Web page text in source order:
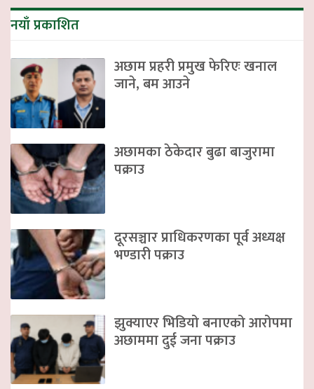
नयाँ प्रकाशित
अछाम प्रहरी प्रमुख फेरिएः खनाल
जाने, बम आउने
अछामका ठेकेदार बुढा बाजुरामा
पक्राउ
दूरसञ्चार प्राधिकरणका पूर्व अध्यक्ष
भण्डारी पक्राउ
झुक्याएर भिडियो बनाएको आरोपमा
अछाममा दुई जना पक्राउ